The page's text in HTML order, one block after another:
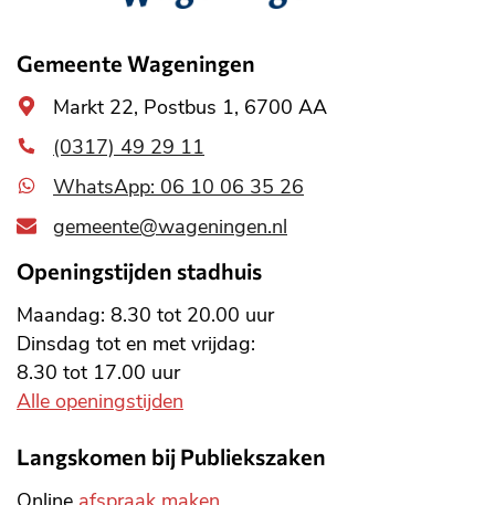
informatie
Gemeente Wageningen
Algemeen
adres
Markt 22, Postbus 1, 6700 AA
(0317) 49 29 11
WhatsApp: 06 10 06 35 26
gemeente@wageningen.nl
Openingstijden stadhuis
Maandag: 8.30 tot 20.00 uur
Dinsdag tot en met vrijdag:
8.30 tot 17.00 uur
Alle openingstijden
Langskomen bij Publiekszaken